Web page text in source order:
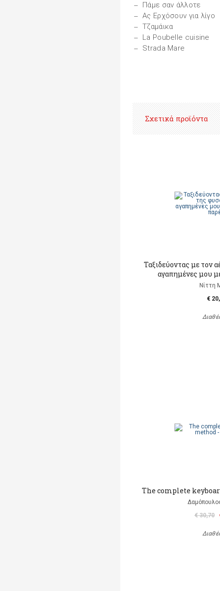
Πάμε σαν άλλοτε
Ας Ερχόσουν για λίγο
Τζαμάικα
La Poubelle cuisine
Strada Mare
Σχετικά προϊόντα
Ταξιδεύοντας με τον
αγαπημένες μου
Νίττη
€
The complete
€ 30,70